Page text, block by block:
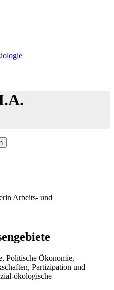
Arbeits- und
Politische Ökonomie,
Partizipation und
ökologische